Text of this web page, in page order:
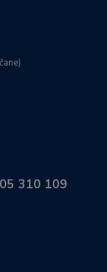
310 109